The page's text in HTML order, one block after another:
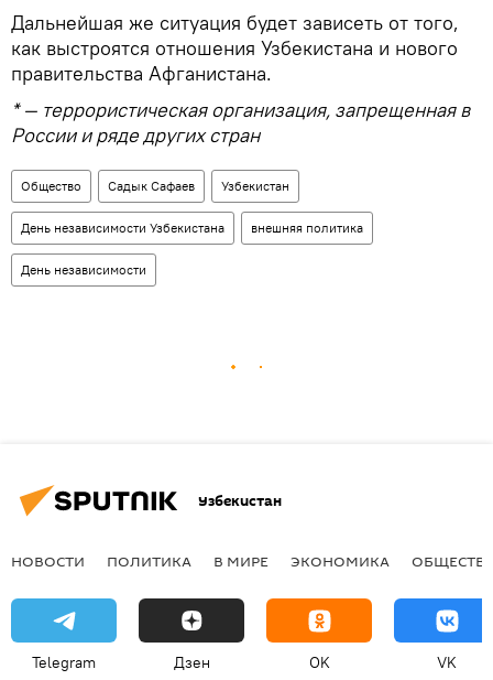
Дальнейшая же ситуация будет зависеть от того,
как выстроятся отношения Узбекистана и нового
правительства Афганистана.
* — террористическая организация, запрещенная в
России и ряде других стран
Общество Садык Сафаев Узбекистан
День независимости Узбекистана внешняя политика
День независимости
Узбекистан
НОВОСТИ ПОЛИТИКА В МИРЕ ЭКОНОМИКА
Telegram Дзен OK VK